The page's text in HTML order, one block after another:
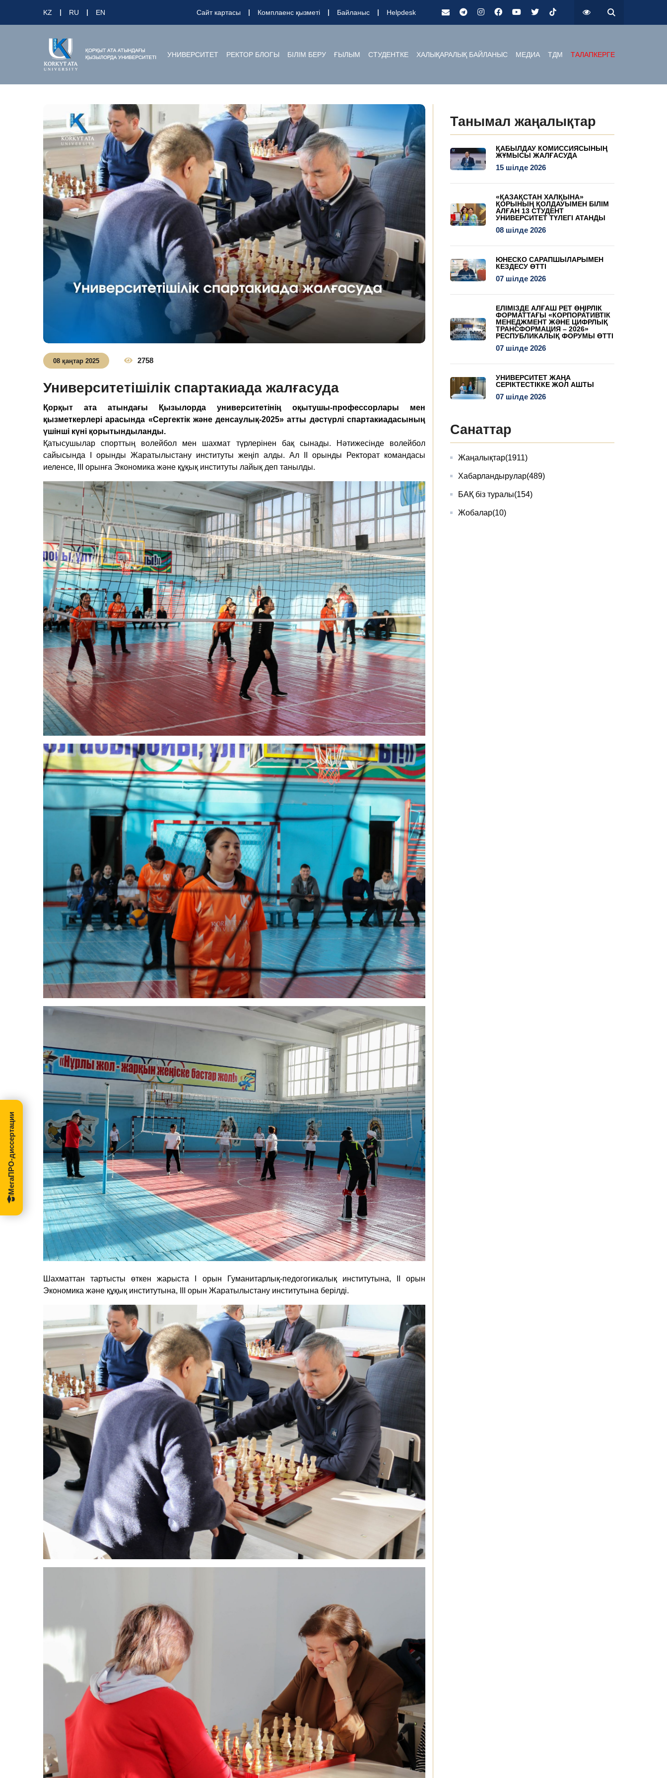
KZ RU EN Сайт картасы Комплаенс қызметі Байланыс Helpdesk
УНИВЕРСИТЕТ РЕКТОР БЛОГЫ БІЛІМ БЕРУ ҒЫЛЫМ СТУДЕНТКЕ ХАЛЫҚАРАЛЫҚ БАЙЛАНЫС МЕДИА ТДМ ТАЛАПКЕРГЕ
08 қаңтар 2025 2758
Университетішілік спартакиада жалғасуда
Қорқыт ата атындағы Қызылорда университетінің оқытушы-профессорлары мен
қызметкерлері арасында «Сергектік және денсаулық-2025» атты дәстүрлі спартакиадасының
үшінші күні қорытындыланды.
Қатысушылар спорттың волейбол мен шахмат түрлерінен бақ сынады. Нәтижесінде волейбол
сайысында І орынды Жаратылыстану институты жеңіп алды. Ал ІІ орынды Ректорат командасы
иеленсе, ІІІ орынға Экономика және құқық институты лайық деп танылды.
Шахматтан тартысты өткен жарыста І орын Гуманитарлық-педогогикалық институтына, ІІ орын
Экономика және құқық институтына, ІІІ орын Жаратылыстану институтына берілді.
Танымал жаңалықтар
ҚАБЫЛДАУ КОМИССИЯСЫНЫҢ
ЖҰМЫСЫ ЖАЛҒАСУДА
15 шілде 2026
«ҚАЗАҚСТАН ХАЛҚЫНА»
ҚОРЫНЫҢ ҚОЛДАУЫМЕН БІЛІМ
АЛҒАН 13 СТУДЕНТ
УНИВЕРСИТЕТ ТҮЛЕГІ АТАНДЫ
08 шілде 2026
ЮНЕСКО САРАПШЫЛАРЫМЕН
КЕЗДЕСУ ӨТТІ
07 шілде 2026
ЕЛІМІЗДЕ АЛҒАШ РЕТ ӨҢІРЛІК
ФОРМАТТАҒЫ «КОРПОРАТИВТІК
МЕНЕДЖМЕНТ ЖӘНЕ ЦИФРЛЫҚ
ТРАНСФОРМАЦИЯ – 2026»
РЕСПУБЛИКАЛЫҚ ФОРУМЫ ӨТТІ
07 шілде 2026
УНИВЕРСИТЕТ ЖАҢА
СЕРІКТЕСТІККЕ ЖОЛ АШТЫ
07 шілде 2026
Санаттар
Жаңалықтар(1911)
Хабарландырулар(489)
БАҚ біз туралы(154)
Жобалар(10)
МегаПРО-диссертации